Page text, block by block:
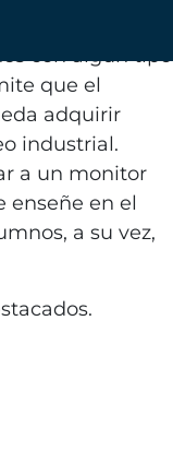
con algún tipo
que el
adquirir
industrial.
a un monitor
enseñe en el
a su vez,